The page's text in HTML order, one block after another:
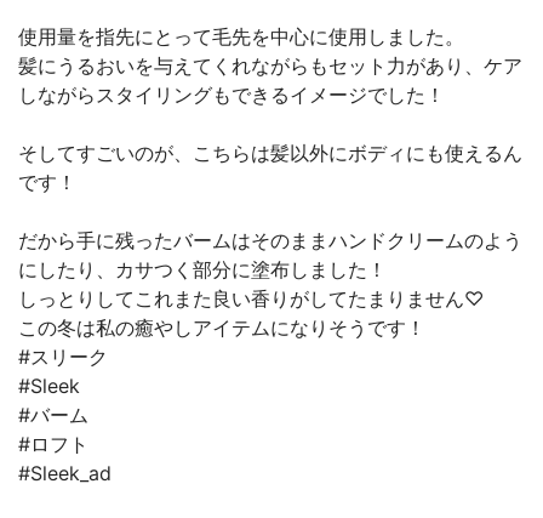
使用量を指先にとって毛先を中心に使用しました。
髪にうるおいを与えてくれながらもセット力があり、ケア
しながらスタイリングもできるイメージでした！
そしてすごいのが、こちらは髪以外にボディにも使えるん
です！
だから手に残ったバームはそのままハンドクリームのよう
にしたり、カサつく部分に塗布しました！
しっとりしてこれまた良い香りがしてたまりません♡
この冬は私の癒やしアイテムになりそうです！
#スリーク
#Sleek
#バーム
#ロフト
#Sleek_ad